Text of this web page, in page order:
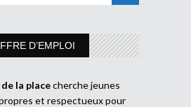
D’EMPLOI
la placecherche jeunes
et respectueux pour